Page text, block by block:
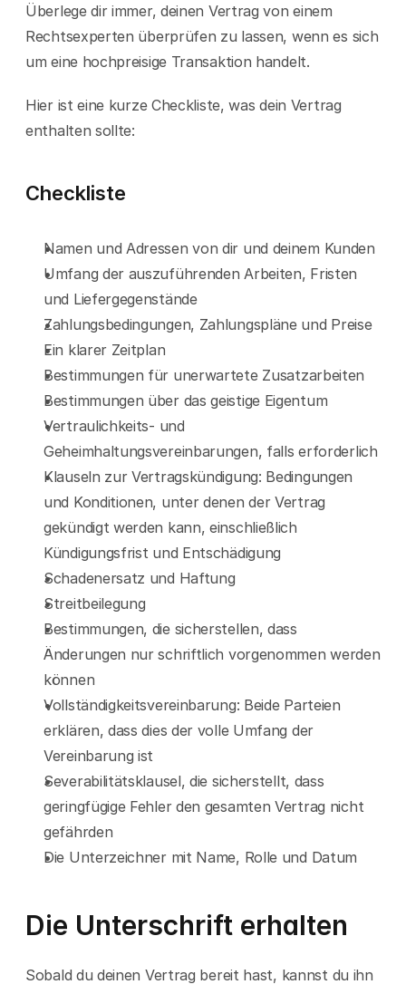
Überlege dir immer, deinen Vertrag von einem
Rechtsexperten überprüfen zu lassen, wenn es sich
um eine hochpreisige Transaktion handelt.
Hier ist eine kurze Checkliste, was dein Vertrag
enthalten sollte:
Checkliste
Namen und Adressen von dir und deinem Kunden
Umfang der auszuführenden Arbeiten, Fristen
und Liefergegenstände
Zahlungsbedingungen, Zahlungspläne und Preise
Ein klarer Zeitplan
Bestimmungen für unerwartete Zusatzarbeiten
Bestimmungen über das geistige Eigentum
Vertraulichkeits- und
Geheimhaltungsvereinbarungen, falls erforderlich
Klauseln zur Vertragskündigung: Bedingungen
und Konditionen, unter denen der Vertrag
gekündigt werden kann, einschließlich
Kündigungsfrist und Entschädigung
Schadenersatz und Haftung
Streitbeilegung
Bestimmungen, die sicherstellen, dass
Änderungen nur schriftlich vorgenommen werden
können
Vollständigkeitsvereinbarung: Beide Parteien
erklären, dass dies der volle Umfang der
Vereinbarung ist
Severabilitätsklausel, die sicherstellt, dass
geringfügige Fehler den gesamten Vertrag nicht
gefährden
Die Unterzeichner mit Name, Rolle und Datum
Die Unterschrift erhalten
Sobald du deinen Vertrag bereit hast, kannst du ihn